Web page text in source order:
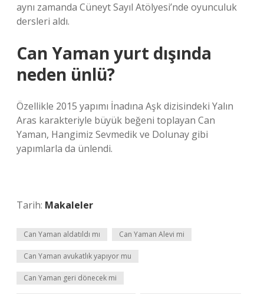
aynı zamanda Cüneyt Sayıl Atölyesi’nde oyunculuk
dersleri aldı.
Can Yaman yurt dışında
neden ünlü?
Özellikle 2015 yapımı İnadına Aşk dizisindeki Yalın
Aras karakteriyle büyük beğeni toplayan Can
Yaman, Hangimiz Sevmedik ve Dolunay gibi
yapımlarla da ünlendi.
Tarih: Makaleler
Can Yaman aldatıldı mı Can Yaman Alevi mi
Can Yaman avukatlık yapıyor mu
Can Yaman geri dönecek mi